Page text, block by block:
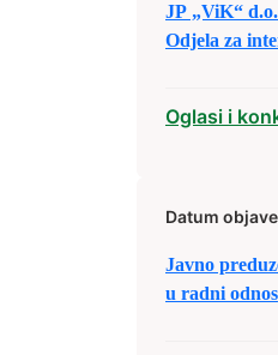
JP „ViK“
Odjela za
Oglasi i
Datum
Javno
u radni odnos